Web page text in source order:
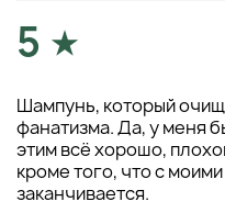
5
Шампунь, который
фанатизма. Да, у меня
этим всё хорошо,
кроме того, что с
заканчивается.